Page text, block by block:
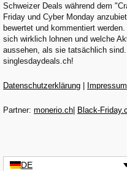
Schweizer Deals während dem
Friday und Cyber Monday
bewertet und kommentiert
sich wirklich lohnen und welche
aussehen, als sie tatsächlich
singlesdaydeals.ch!
Datenschutzerklärung Impressum
Partner: monerio.ch Black-
DE